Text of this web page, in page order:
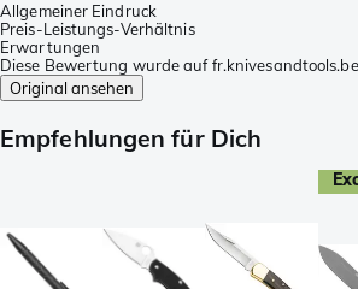
Allgemeiner Eindruck
Preis-Leistungs-Verhältnis
Erwartungen
Diese Bewertung wurde auf
Original ansehen
Empfehlungen für Dich